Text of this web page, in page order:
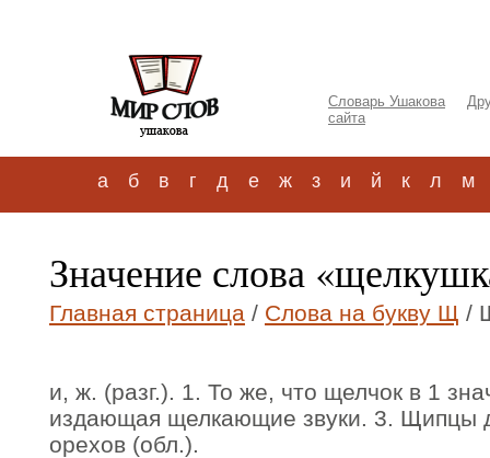
Словарь Ушакова
сайта
а б в г д е ж з и й к л м
Значение слова
Главная страница / Слова на букву Щ /
и, ж. (разг.). 1. То же, что щелчок в 1
издающая щелкающие звуки. 3. Щипцы
орехов (обл.).